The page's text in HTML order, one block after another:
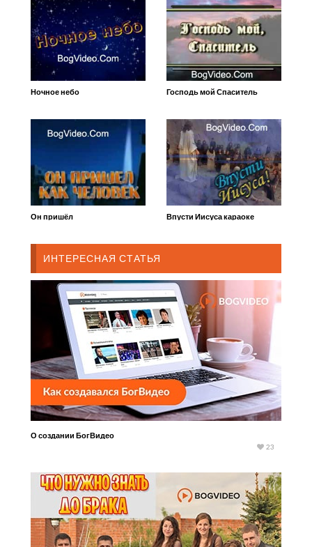
Ночное небо Господь мой Спаситель
Он пришёл Впусти Иисуса караоке
ИНТЕРЕСНАЯ СТАТЬЯ
О создании БогВидео
23